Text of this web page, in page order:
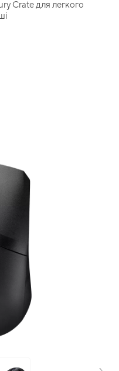
Crate для легкого